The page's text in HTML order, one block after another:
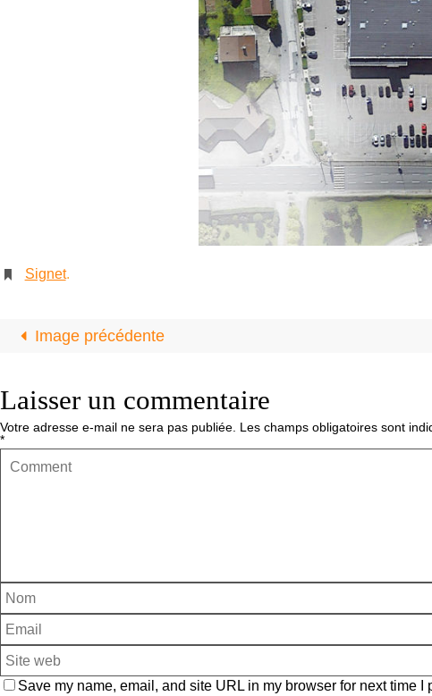
Signet.
Image précédente
Laisser un commentaire
Votre adresse e-mail ne sera pas publiée. Les champs obligatoires sont
*
Save my name, email, and site URL in my browser for next time I